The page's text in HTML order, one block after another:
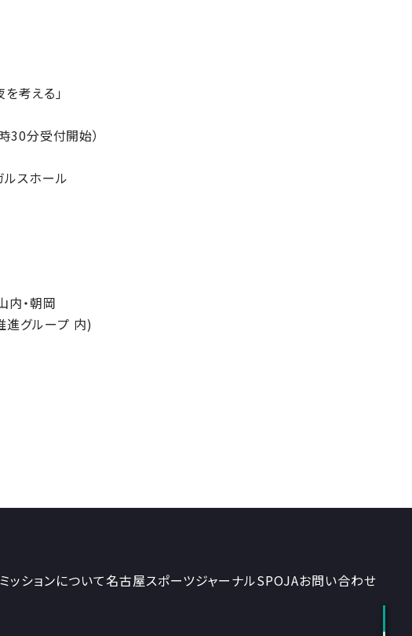
考える」
30分受付開始）
スホール
内・朝岡
進グループ 内)
ッションについて名古屋スポーツジャーナルSPOJAお問い合わせ